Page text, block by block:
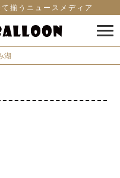
揃うニュースメディア
湖